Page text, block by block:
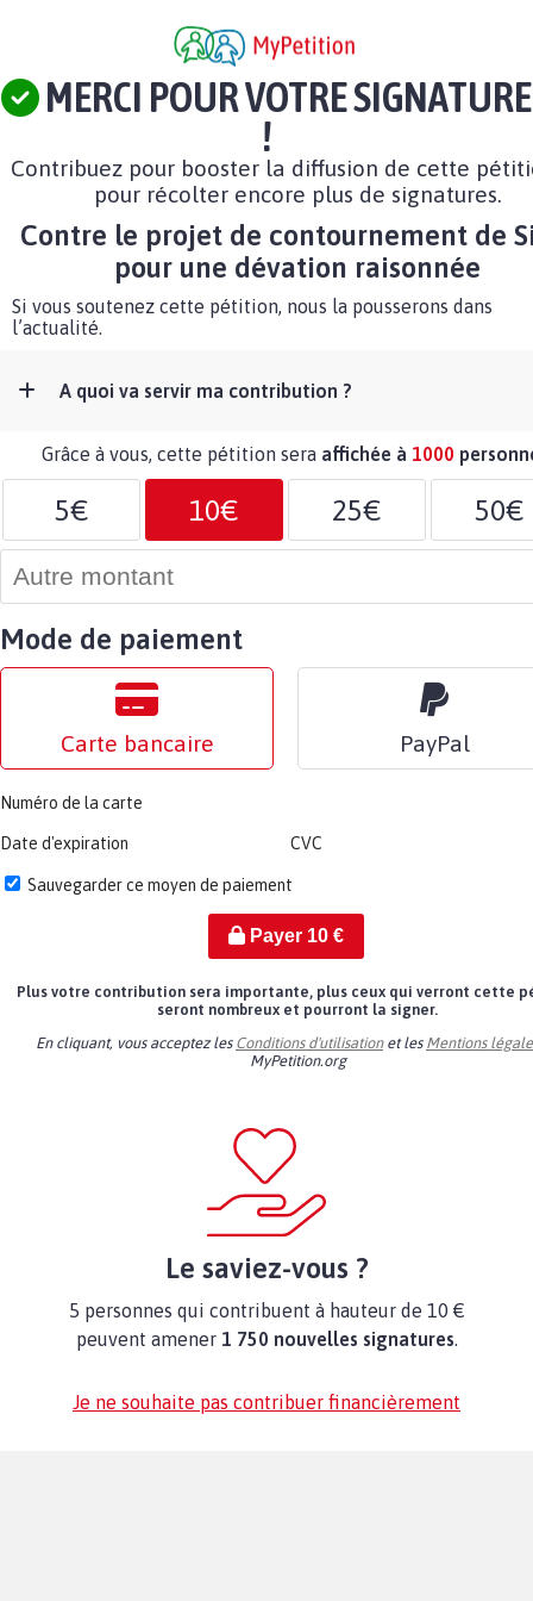
MERCI POUR VOTRE SIGNATURE
!
Contribuez pour booster la diffusion de cette
pour récolter encore plus de signatures.
Contre le projet de contournement de
pour une dévation raisonnée
Si vous soutenez cette pétition, nous la pousserons dans
l’actualité.
A quoi va servir ma contribution ?
Grâce à vous, cette pétition sera affichée à 1000
5€ 10€ 25€ 50€
Mode de paiement
Carte bancaire PayPal
Numéro de la carte
Date d'expiration CVC
Sauvegarder ce moyen de paiement
Payer 10€
Plus votre contribution sera importante, plus ceux qui verront cette
seront nombreux et pourront la signer.
En cliquant, vous acceptez les Conditions d'utilisationet les Mentions
MyPetition.org
Le saviez-vous ?
5 personnes qui contribuent à hauteur de 10 €
peuvent amener 1 750 nouvelles signatures.
Je ne souhaite pas contribuer financièrement